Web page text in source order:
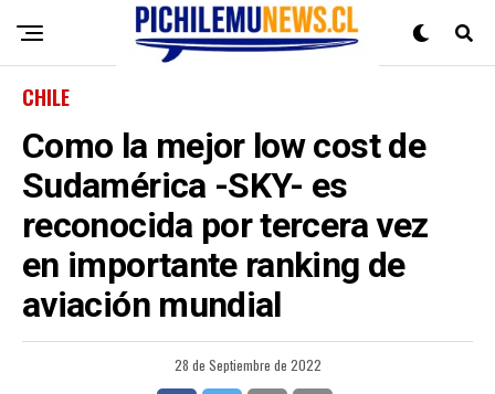
CHILE
Como la mejor low cost de
Sudamérica -SKY- es
reconocida por tercera vez
en importante ranking de
aviación mundial
28 de Septiembre de 2022